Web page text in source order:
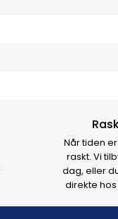
Halvorsen
Når tiden
raskt. Vi
dag, eller
direkte